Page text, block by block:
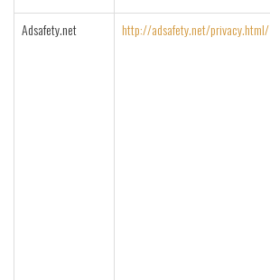
Adsafety.net http://adsafety.net/privacy.html/